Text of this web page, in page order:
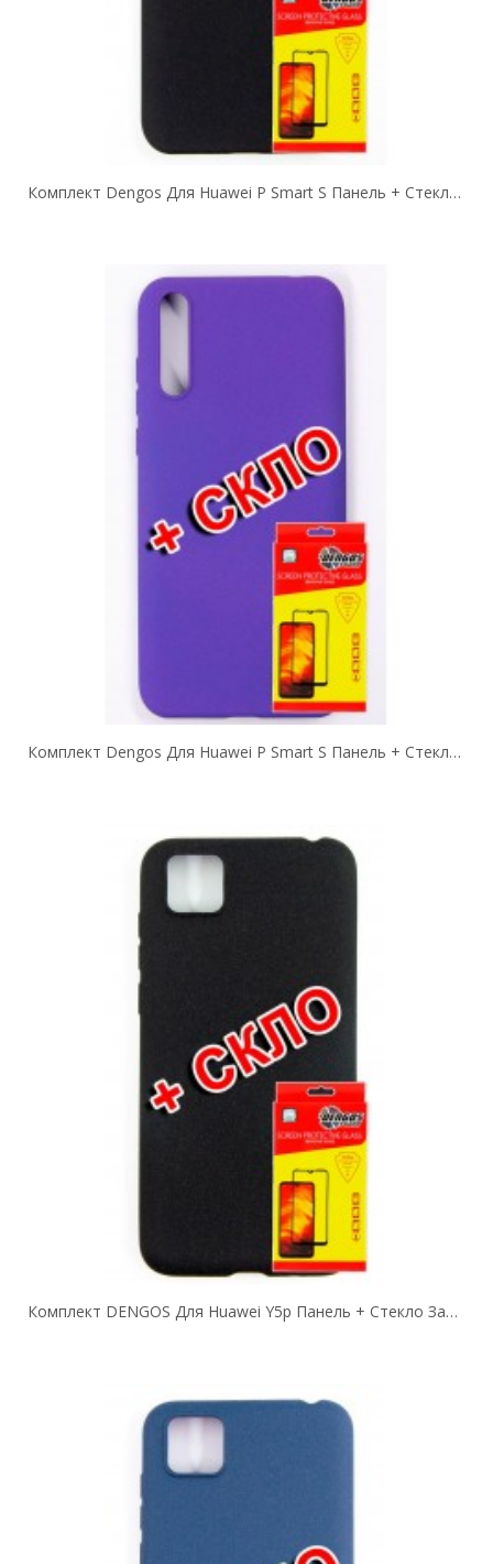
Комплект Dengos Для Huawei P Smart S Панель + Стекло Защитное Carbon (black)...
Комплект Dengos Для Huawei P Smart S Панель + Стекло Защитное Carbon (Purple)...
Комплект DENGOS Для Huawei Y5p Панель + Стекло Защитное Carbon (Black)...